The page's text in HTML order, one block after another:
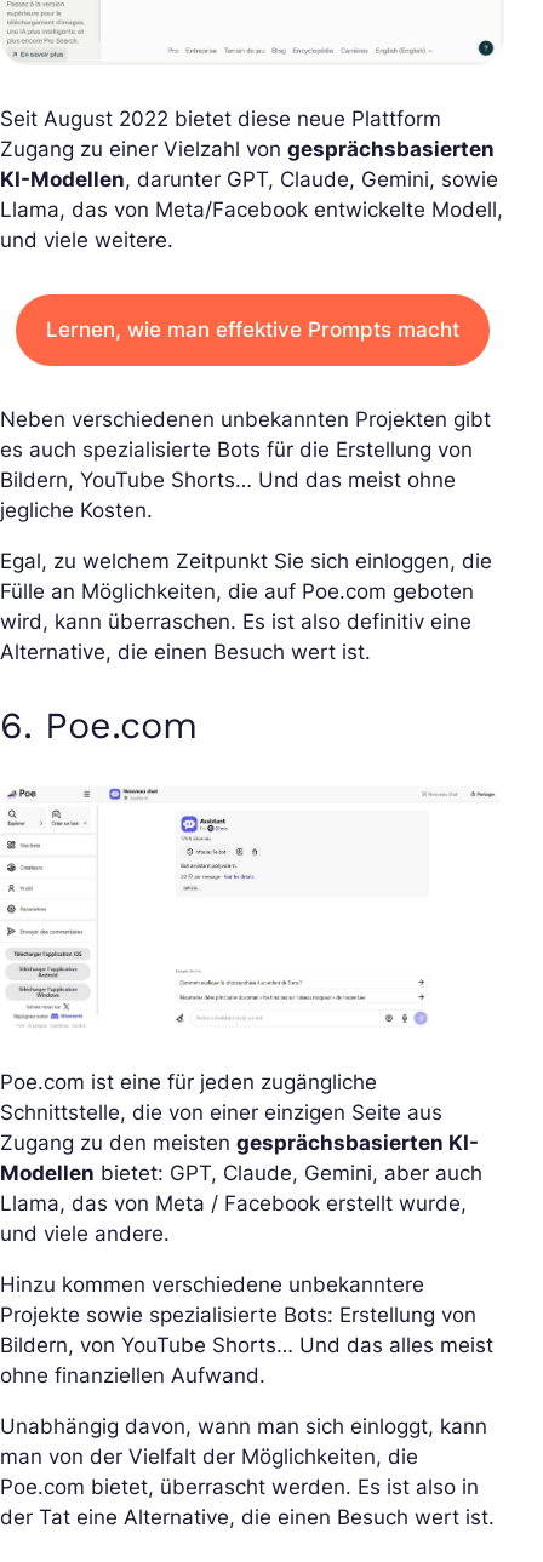
Seit August 2022 bietet diese neue Plattform
Zugang zu einer Vielzahl von gesprächsbasierten
KI-Modellen, darunter GPT, Claude, Gemini, sowie
Llama, das von Meta/Facebook entwickelte Modell,
und viele weitere.
Lernen, wie man effektive Prompts macht
Neben verschiedenen unbekannten Projekten gibt
es auch spezialisierte Bots für die Erstellung von
Bildern, YouTube Shorts… Und das meist ohne
jegliche Kosten.
Egal, zu welchem Zeitpunkt Sie sich einloggen, die
Fülle an Möglichkeiten, die auf Poe.com geboten
wird, kann überraschen. Es ist also definitiv eine
Alternative, die einen Besuch wert ist.
6. Poe.com
Poe.com ist eine für jeden zugängliche
Schnittstelle, die von einer einzigen Seite aus
Zugang zu den meisten gesprächsbasierten KI-
Modellen bietet: GPT, Claude, Gemini, aber auch
Llama, das von Meta / Facebook erstellt wurde,
und viele andere.
Hinzu kommen verschiedene unbekanntere
Projekte sowie spezialisierte Bots: Erstellung von
Bildern, von YouTube Shorts… Und das alles meist
ohne finanziellen Aufwand.
Unabhängig davon, wann man sich einloggt, kann
man von der Vielfalt der Möglichkeiten, die
Poe.com bietet, überrascht werden. Es ist also in
der Tat eine Alternative, die einen Besuch wert ist.